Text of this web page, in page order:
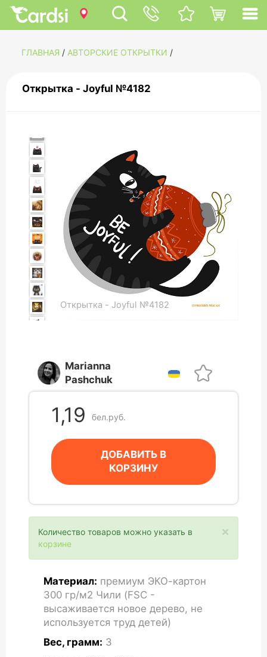
ГЛАВНАЯ / АВТОРСКИЕ ОТКРЫТКИ /
Открытка - Joyful №4182
Открытка - Joyful №4182
Marianna
Pashchuk
1,19 бел.руб.
ДОБАВИТЬ В
КОРЗИНУ
×
Количество товаров можно указать в
корзине
Материал: премиум ЭКО-картон
300 гр/м2 Чили (FSC -
высаживается новое дерево, не
используется труд детей)
Вес, грамм: 3